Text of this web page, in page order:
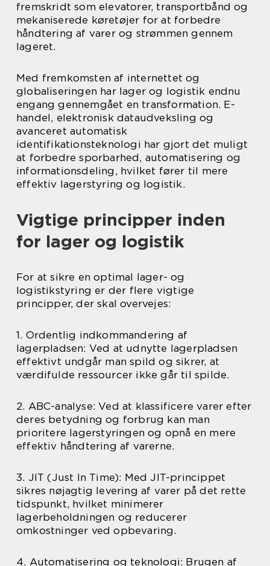
fremskridt som elevatorer, transportbånd og
mekaniserede køretøjer for at forbedre
håndtering af varer og strømmen gennem
lageret.
Med fremkomsten af internettet og
globaliseringen har lager og logistik endnu
engang gennemgået en transformation. E-
handel, elektronisk dataudveksling og
avanceret automatisk
identifikationsteknologi har gjort det muligt
at forbedre sporbarhed, automatisering og
informationsdeling, hvilket fører til mere
effektiv lagerstyring og logistik.
Vigtige principper inden
for lager og logistik
For at sikre en optimal lager- og
logistikstyring er der flere vigtige
principper, der skal overvejes:
1. Ordentlig indkommandering af
lagerpladsen: Ved at udnytte lagerpladsen
effektivt undgår man spild og sikrer, at
værdifulde ressourcer ikke går til spilde.
2. ABC-analyse: Ved at klassificere varer efter
deres betydning og forbrug kan man
prioritere lagerstyringen og opnå en mere
effektiv håndtering af varerne.
3. JIT (Just In Time): Med JIT-princippet
sikres nøjagtig levering af varer på det rette
tidspunkt, hvilket minimerer
lagerbeholdningen og reducerer
omkostninger ved opbevaring.
4. Automatisering og teknologi: Brugen af